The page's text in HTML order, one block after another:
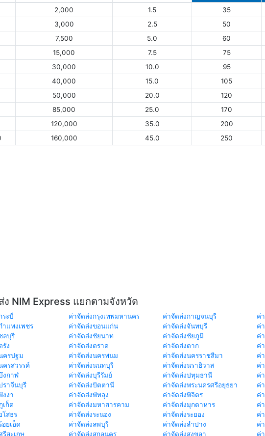
2,000 1.5 35
3,000 2.5 50
7,500 5.0 60
15,000 7.5 75
30,000 10.0 95
40,000 15.0 105
50,000 20.0 120
85,000 25.0 170
120,000 35.0 200
160,000 45.0 250
ง NIM Express แยกตามจังหวัด
ระบี่ ค่าจัดส่งกรุงเทพมหานคร ค่าจัดส่งกาญจนบุรี
ค่
ำแพงเพชร
ค่าจัดส่งขอนแก่น ค่าจัดส่งจันทบุรี
ค่
ลบุรี
ค่าจัดส่งชัยนาท ค่าจัดส่งชัยภูมิ
ค่
รัง
ค่าจัดส่งตราด ค่าจัดส่งตาก
ค่
ครปฐม
ค่าจัดส่งนครพนม ค่าจัดส่งนครราชสีมา
ค่
ครสวรรค์
ค่าจัดส่งนนทบุรี ค่าจัดส่งนราธิวาส
ค่
งกาฬ
ค่าจัดส่งบุรีรัมย์ ค่าจัดส่งปทุมธานี
ค่
ราจีนบุรี
ค่าจัดส่งปัตตานี ค่าจัดส่งพระนครศรีอยุธยา
ค่
งงา
ค่าจัดส่งพัทลุง ค่าจัดส่งพิจิตร
ค่
เก็ต
ค่าจัดส่งมหาสารคาม ค่าจัดส่งมุกดาหาร
ค่
โสธร
ค่าจัดส่งระนอง ค่าจัดส่งระยอง
ค่
ยเอ็ด
ค่าจัดส่งลพบุรี ค่าจัดส่งลำปาง
ค่
รีสะเกษ
ค่าจัดส่งสกลนคร ค่าจัดส่งสงขลา ค่